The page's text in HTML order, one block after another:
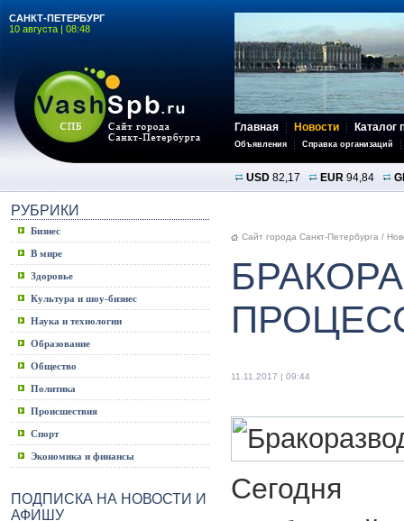
САНКТ-ПЕТЕРБУРГ
10 августа | 08:48
Главная Новости Каталог
Объявления Справка организаций
USD 82,17 EUR 94,84
РУБРИКИ
Бизнес
В мире
Здоровье
Культура и шоу-бизнес
Наука и технологии
Образование
Общество
Политика
Происшествия
Спорт
Экономика и финансы
ПОДПИСКА НА НОВОСТИ И
АФИШУ
Сайт города Санкт-Петербурга /
11.11.2017 | 09:44